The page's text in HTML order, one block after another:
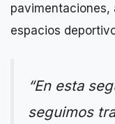
pavimentaciones,
espacios
“En esta
seguimos